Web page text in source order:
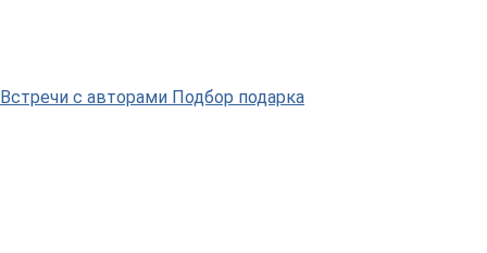
Встречи с авторами Подбор подарка